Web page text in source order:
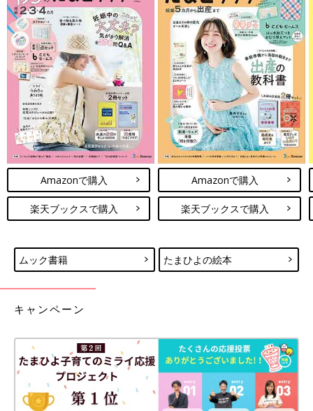
Amazonで購入
楽天ブックスで購入
Amazonで購入
楽天ブックスで購入
ムック書籍 たまひよの絵本
キャンペーン